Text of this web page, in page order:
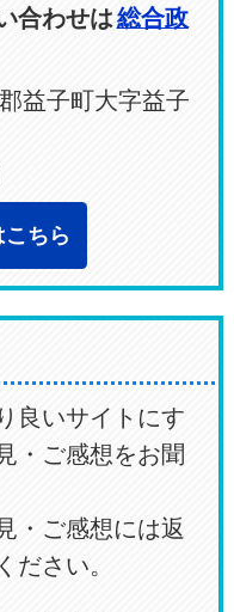
合わせは総合政
益子町大字益子
ちら
良いサイトにす
・ご感想をお聞
・ご感想には返
ださい。